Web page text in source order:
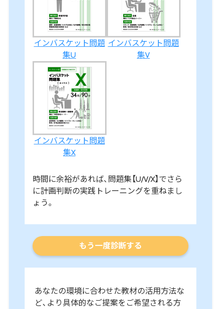
インバスケット問題
集U
インバスケット問題
集V
インバスケット問題
集X
時間に余裕があれば、問題集【U/V/X】でさら
に計画判断の実践トレーニングを重ねまし
ょう。
もう一度診断する
あなたの環境に合わせた教材の活用方法な
ど、より具体的なご提案をご希望される方